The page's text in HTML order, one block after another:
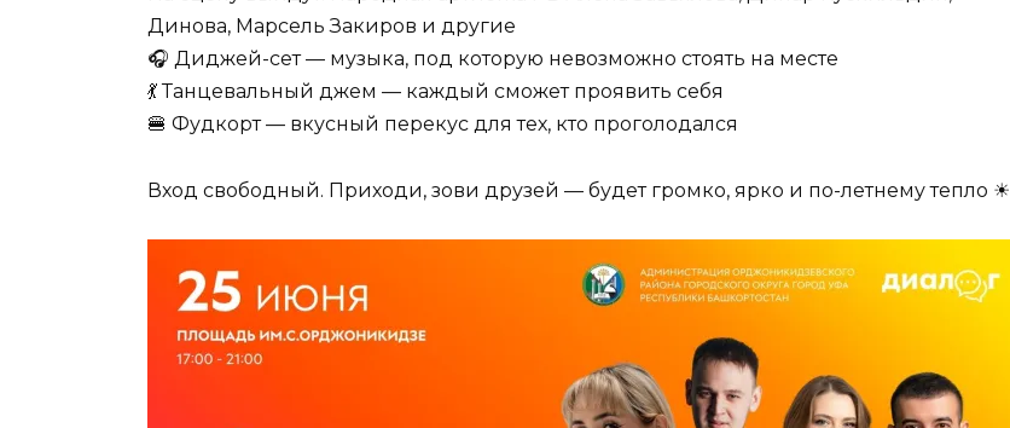
Динова, Марсель Закиров и другие
🎧 Диджей-сет — музыка, под которую невозможно стоять на месте
💃 Танцевальный джем — каждый сможет проявить себя
🍔 Фудкорт — вкусный перекус для тех, кто проголодался
Вход свободный. Приходи, зови друзей — будет громко, ярко и по-летнему тепло ☀